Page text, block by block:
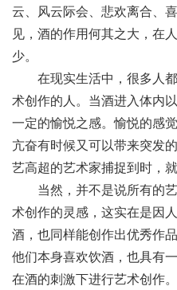
云、风云际会、悲欢离合、
见，酒的作用何其之大，在
少。
在现实生活中，很多人都
术创作的人。当酒进入体内
一定的愉悦之感。愉悦的感
亢奋有时候又可以带来突发
艺高超的艺术家捕捉到时，
当然，并不是说所有的艺
术创作的灵感，这实在是因
酒，也同样能创作出优秀作
他们本身喜欢饮酒，也具有
在酒的刺激下进行艺术创作